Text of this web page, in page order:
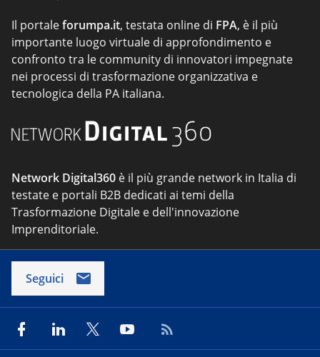
Il portaleforumpa.it, testata online di FPA, è il più
importante luogo virtuale di approfondimento e
confronto tra le community di innovatori impegnate
nei processi di trasformazione organizzativa e
tecnologica della PA italiana.
Network Digital360 è il più grande network in Italia di
testate e portali B2B dedicati ai temi della
Trasformazione Digitale e dell'innovazione
Imprenditoriale.
Seguici